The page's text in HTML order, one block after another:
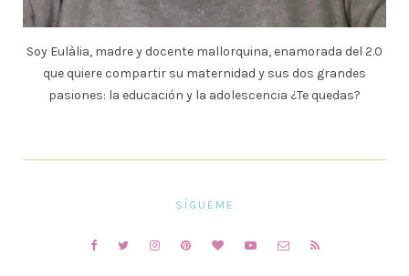
Soy Eulàlia, madre y docente mallorquina, enamorada del 2.0
que quiere compartir su maternidad y sus dos grandes
pasiones: la educación y la adolescencia ¿Te quedas?
SÍGUEME